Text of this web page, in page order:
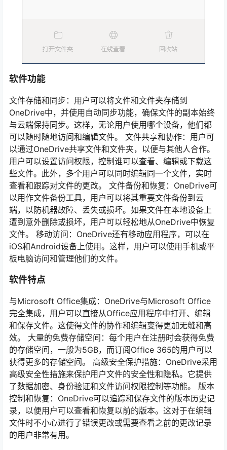
软件功能
文件存储和同步：用户可以将文件和文件夹存储到
OneDrive中，并使用自动同步功能，确保文件的副本始终
与云端保持同步。这样，无论用户使用哪个设备，他们都
可以随时随地访问和编辑文件。 文件共享和协作：用户可
以通过OneDrive共享文件和文件夹，以便与其他人合作。
用户可以设置访问权限，控制谁可以查看、编辑或下载这
些文件。此外，多个用户可以同时编辑同一个文件，实时
查看和跟踪对文件的更改。 文件备份和恢复：OneDrive可
以用作文件备份工具，用户可以将其重要文件备份到云
端，以防机器故障、丢失或损坏。如果文件在本地设备上
遭到意外删除或损坏，用户可以轻松地从OneDrive中恢复
文件。 移动访问：OneDrive还有移动应用程序，可以在
iOS和Android设备上使用。这样，用户可以使用手机或平
板电脑访问和管理他们的文件。
软件特点
与Microsoft Office集成：OneDrive与Microsoft Office
完全集成，用户可以直接从Office应用程序中打开、编辑
和保存文件。这使得文件的协作和编辑变得更加无缝和高
效。 大量的免费存储空间：每个用户在注册时会获得免费
的存储空间，一般为5GB，而订阅Office 365的用户可以
获得更多的存储空间。 高级安全保护措施：OneDrive采用
高级安全性措施来保护用户文件的安全性和隐私。它提供
了数据加密、身份验证和文件访问权限控制等功能。 版本
控制和恢复：OneDrive可以追踪和保存文件的版本历史记
录，以便用户可以查看和恢复以前的版本。这对于在编辑
文件时不小心进行了错误更改或需要查看之前的更改记录
的用户非常有用。